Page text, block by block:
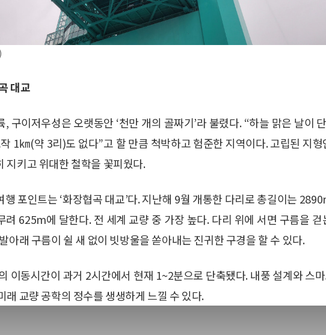
대교
구이저우성은 오랫동안 ‘천만 개의 골짜기’라 불렸다. “하늘 맑은 날이
1㎞(약 3리)도 없다”고 할 만큼 척박하고 험준한 지역이다. 고립된 지형
지키고 위대한 철학을 꽃피웠다.
포인트는 ‘화장협곡 대교’다. 지난해 9월 개통한 다리로 총길이는
려 625m에 달한다. 전 세계 교량 중 가장 높다. 다리 위에 서면 구름을 걷
아래 구름이 쉴 새 없이 빗방울을 쏟아내는 진귀한 구경을 할 수 있다.
이동시간이 과거 2시간에서 현재 1~2분으로 단축됐다. 내풍 설계와 스
래 교량 공학의 정수를 생생하게 느낄 수 있다.